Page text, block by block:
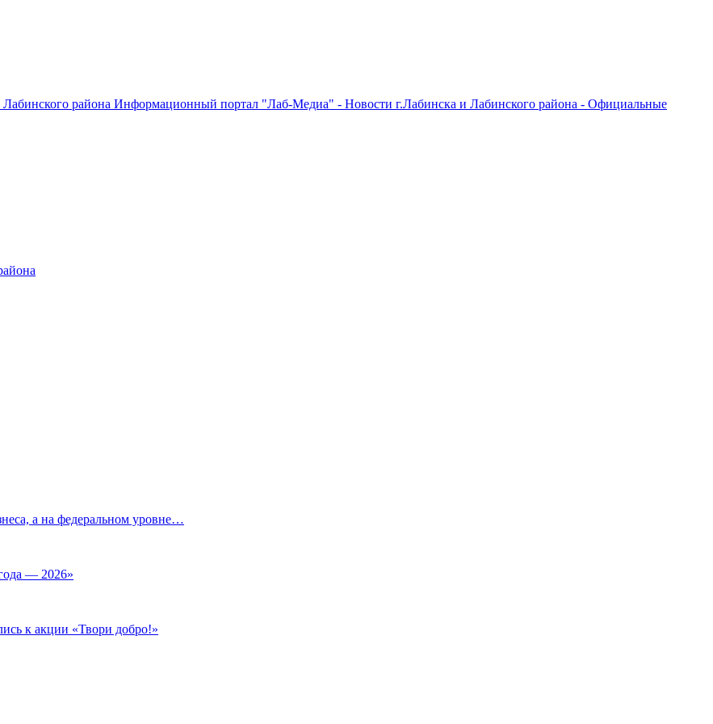
Информационный портал "Лаб-Медиа" - Новости г.Лабинска и Лабинского района - Официальные
а на федеральном уровне…
— 2026»
к акции «Твори добро!»